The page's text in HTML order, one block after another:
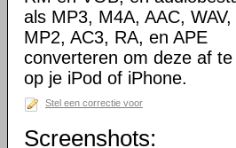
als MP3, M4A, AAC,
MP2, AC3, RA, en APE
converteren om deze af te
op je iPod of iPhone.
Stel een correctie voor
Screenshots: